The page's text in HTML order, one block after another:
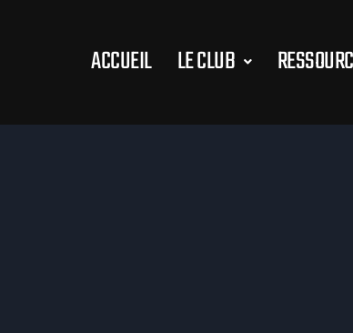
ACCUEIL LE CLUB